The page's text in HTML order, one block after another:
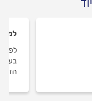
למה
לפני
בעל